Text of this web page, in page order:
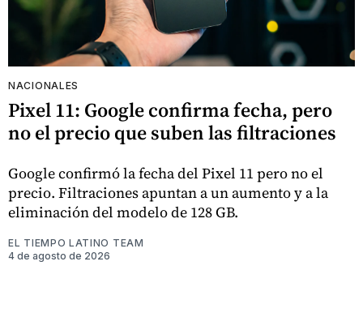
NACIONALES
Pixel 11: Google confirma fecha, pero
no el precio que suben las filtraciones
Google confirmó la fecha del Pixel 11 pero no el
precio. Filtraciones apuntan a un aumento y a la
eliminación del modelo de 128 GB.
EL TIEMPO LATINO TEAM
4 de agosto de 2026